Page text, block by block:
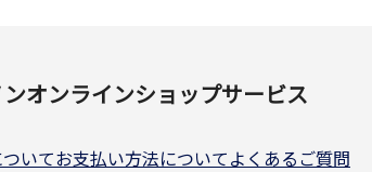
ンオンラインショップサービス
いてお支払い方法についてよくあるご質問